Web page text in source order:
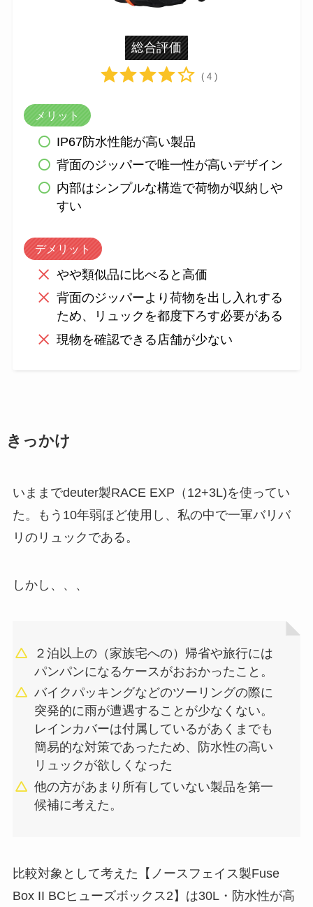
総合評価
( 4 )
メリット
IP67防水性能が高い製品
背面のジッパーで唯一性が高いデザイン
内部はシンプルな構造で荷物が収納しや
すい
デメリット
やや類似品に比べると高価
背面のジッパーより荷物を出し入れする
ため、リュックを都度下ろす必要がある
現物を確認できる店舗が少ない
きっかけ
いままでdeuter製RACE EXP（12+3L)を使ってい
た。もう10年弱ほど使用し、私の中で一軍バリバ
リのリュックである。
しかし、、、
２泊以上の（家族宅への）帰省や旅行には
パンパンになるケースがおおかったこと。
バイクパッキングなどのツーリングの際に
突発的に雨が遭遇することが少なくない。
レインカバーは付属しているがあくまでも
簡易的な対策であったため、防水性の高い
リュックが欲しくなった
他の方があまり所有していない製品を第一
候補に考えた。
比較対象として考えた【ノースフェイス製Fuse
Box II BCヒューズボックス2】は30L・防水性が高